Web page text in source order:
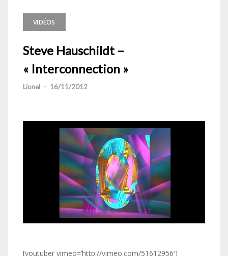
VIDÉOS
Steve Hauschildt –
« Interconnection »
Lionel - 16/11/2012
[youtuber vimeo=’http://vimeo.com/51612956′]